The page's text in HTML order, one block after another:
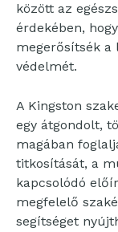
között az
érdekében,
megerősítsék a
védelmét.
A Kingston
egy átgondolt,
magában
titkosítását, a
kapcsolódó
megfelelő
segítséget